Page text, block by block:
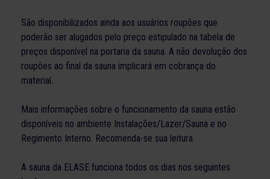
São disponibilizados ainda aos usuários roupões que
poderão ser alugados pelo preço estipulado na tabela de
preços disponível na portaria da sauna. A não devolução dos
roupões ao final da sauna implicará em cobrança do
material.
Mais informações sobre o funcionamento da sauna estão
disponíveis no ambiente Instalações/Lazer/Sauna e no
Regimento Interno. Recomenda-se sua leitura.
A sauna da ELASE funciona todos os dias nos seguintes